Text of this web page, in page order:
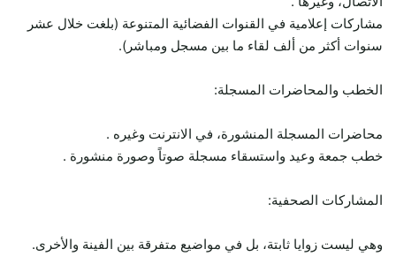
مشاركات إعلامية في القنوات الفضائية المتنوعة (بلغت خلال عشر
سنوات أكثر من ألف لقاء ما بين مسجل ومباشر).
الخطب والمحاضرات المسجلة:
محاضرات المسجلة المنشورة، في الانترنت وغيره .
خطب جمعة وعيد واستسقاء مسجلة صوتاً وصورة منشورة .
المشاركات الصحفية:
وهي ليست زوايا ثابتة، بل في مواضيع متفرقة بين الفينة والأخرى.